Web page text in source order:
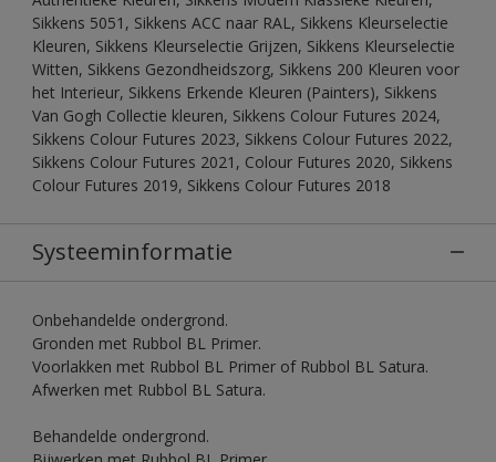
Sikkens 5051, Sikkens ACC naar RAL, Sikkens Kleurselectie
Kleuren, Sikkens Kleurselectie Grijzen, Sikkens Kleurselectie
Witten, Sikkens Gezondheidszorg, Sikkens 200 Kleuren voor
het Interieur, Sikkens Erkende Kleuren (Painters), Sikkens
Van Gogh Collectie kleuren, Sikkens Colour Futures 2024,
Sikkens Colour Futures 2023, Sikkens Colour Futures 2022,
Sikkens Colour Futures 2021, Colour Futures 2020, Sikkens
Colour Futures 2019, Sikkens Colour Futures 2018
Systeeminformatie
Onbehandelde ondergrond.
Gronden met Rubbol BL Primer.
Voorlakken met Rubbol BL Primer of Rubbol BL Satura.
Afwerken met Rubbol BL Satura.
Behandelde ondergrond.